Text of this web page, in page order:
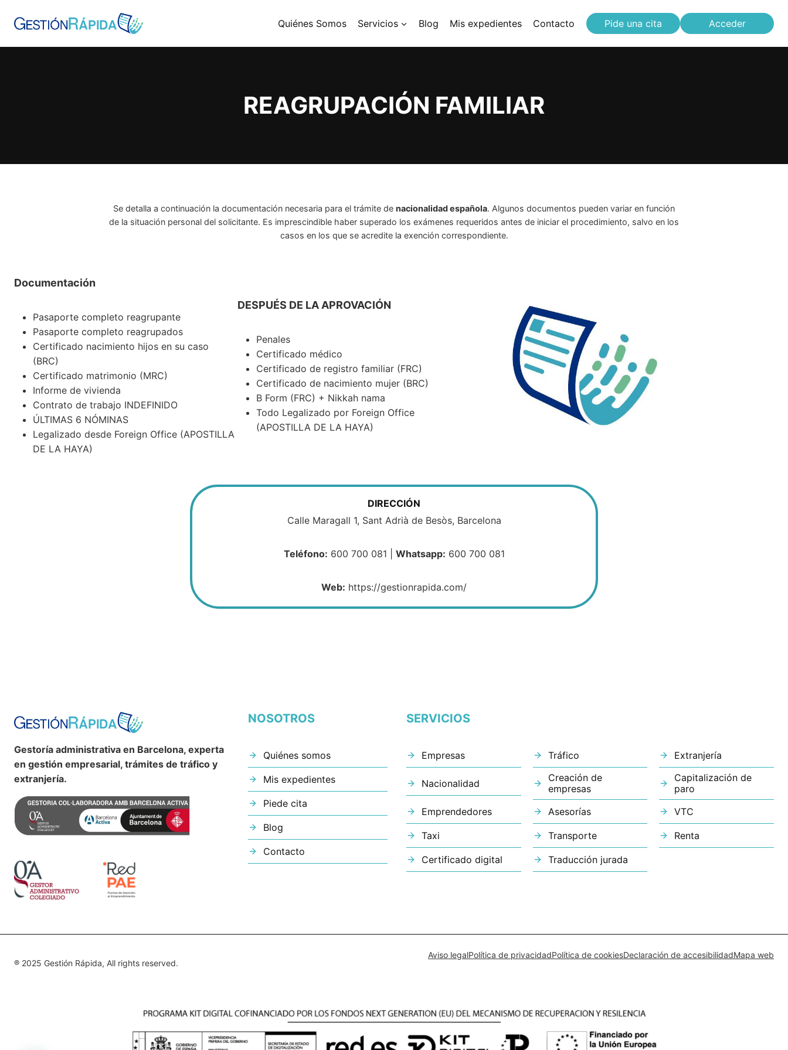
Quiénes Somos Servicios Blog Mis expedientes Contacto Pide una cita Acceder
REAGRUPACIÓN FAMILIAR
Se detalla a continuación la documentación necesaria para el trámite de nacionalidad española. Algunos documentos pueden variar en función
de la situación personal del solicitante. Es imprescindible haber superado los exámenes requeridos antes de iniciar el procedimiento, salvo en los
casos en los que se acredite la exención correspondiente.
Documentación
Pasaporte completo reagrupante
Pasaporte completo reagrupados
Certificado nacimiento hijos en su caso
(BRC)
Certificado matrimonio (MRC)
Informe de vivienda
Contrato de trabajo INDEFINIDO
ÚLTIMAS 6 NÓMINAS
Legalizado desde Foreign Office (APOSTILLA
DE LA HAYA)
DESPUÉS DE LA APROVACIÓN
Penales
Certificado médico
Certificado de registro familiar (FRC)
Certificado de nacimiento mujer (BRC)
B Form (FRC) + Nikkah nama
Todo Legalizado por Foreign Office
(APOSTILLA DE LA HAYA)
DIRECCIÓN
Calle Maragall 1, Sant Adrià de Besòs, Barcelona
Teléfono: 600 700 081 | Whatsapp: 600 700 081
Web: https://gestionrapida.com/
Gestoría administrativa en Barcelona, experta
en gestión empresarial, trámites de tráfico y
extranjería.
NOSOTROS
Quiénes somos
Mis expedientes
Piede cita
Blog
Contacto
SERVICIOS
Empresas Tráfico Extranjería
Nacionalidad
Creación de
empresas
Capitalización de
paro
Emprendedores
Asesorías VTC
Taxi Transporte Renta
Certificado digital Traducción jurada
® 2025 Gestión Rápida, All rights reserved.
Aviso legalPolítica de privacidadPolítica de cookiesDeclaración de accesibilidadMapa web